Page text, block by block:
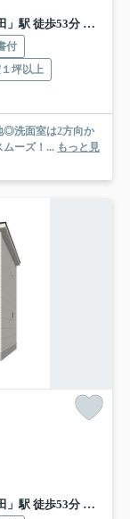
」駅 徒歩53分 奥羽本
付
坪以上
◎洗面室は2方向か
ムーズ！... もっと見
」駅 徒歩53分 奥羽本